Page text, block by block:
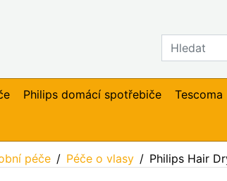
Philips domácí spotřebiče Tescoma
péče Péče o vlasy Philips Hair